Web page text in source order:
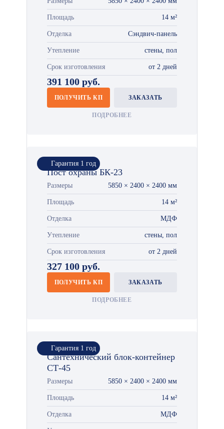
Площадь 14 м²
Отделка Сэндвич-панель
Утепление стены, пол
Срок изготовления от 2 дней
391 100 руб.
ПОЛУЧИТЬ КП ЗАКАЗАТЬ
ПОДРОБНЕЕ
Гарантия 1 год
Пост охраны БК-23
Размеры 5850 × 2400 × 2400 мм
Площадь 14 м²
Отделка МДФ
Утепление стены, пол
Срок изготовления от 2 дней
327 100 руб.
ПОЛУЧИТЬ КП ЗАКАЗАТЬ
ПОДРОБНЕЕ
Гарантия 1 год
Сантехнический блок-контейнер
СТ-45
Размеры 5850 × 2400 × 2400 мм
Площадь 14 м²
Отделка МДФ